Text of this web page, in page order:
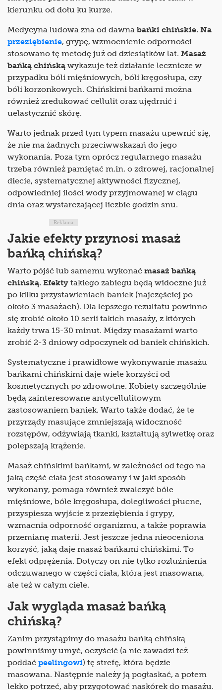
kierunku od dołu ku kurze.
Medycyna ludowa zna od dawna bańki chińskie. Na
przeziębienie, grypę, wzmocnienie odporności
stosowano tę metodę już od dziesiątków lat. Masaż
bańką chińską wykazuje też działanie lecznicze w
przypadku bóli mięśniowych, bóli kręgosłupa, czy
bóli korzonkowych. Chińskimi bańkami można
również zredukować cellulit oraz ujędrnić i
uelastycznić skórę.
Warto jednak przed tym typem masażu upewnić się,
że nie ma żadnych przeciwwskazań do jego
wykonania. Poza tym oprócz regularnego masażu
trzeba również pamiętać m.in. o zdrowej, racjonalnej
diecie, systematycznej aktywności fizycznej,
odpowiedniej ilości wody przyjmowanej w ciągu
dnia oraz wystarczającej liczbie godzin snu.
Reklama
Jakie efekty przynosi masaż
bańką chińską?
Warto pójść lub samemu wykonać masaż bańką
chińską. Efekty takiego zabiegu będą widoczne już
po kilku przystawieniach baniek (najczęściej po
około 3 masażach). Dla lepszego rezultatu powinno
się zrobić około 10 serii takich masaży, z których
każdy trwa 15-30 minut. Między masażami warto
zrobić 2-3 dniowy odpoczynek od baniek chińskich.
Systematyczne i prawidłowe wykonywanie masażu
bańkami chińskimi daje wiele korzyści od
kosmetycznych po zdrowotne. Kobiety szczególnie
będą zainteresowane antycellulitowym
zastosowaniem baniek. Warto także dodać, że te
przyrządy masujące zmniejszają widoczność
rozstępów, odżywiają tkanki, kształtują sylwetkę oraz
polepszają krążenie.
Masaż chińskimi bańkami, w zależności od tego na
jaką część ciała jest stosowany i w jaki sposób
wykonany, pomaga również zwalczyć bóle
mięśniowe, bóle kręgosłupa, dolegliwości płucne,
przyspiesza wyjście z przeziębienia i grypy,
wzmacnia odporność organizmu, a także poprawia
przemianę materii. Jest jeszcze jedna nieoceniona
korzyść, jaką daje masaż bańkami chińskimi. To
efekt odprężenia. Dotyczy on nie tylko rozluźnienia
odczuwanego w części ciała, która jest masowana,
ale też w całym ciele.
Jak wygląda masaż bańką
chińską?
Zanim przystąpimy do masażu bańką chińską
powinniśmy umyć, oczyścić (a nie zawadzi też
poddać peelingowi) tę strefę, która będzie
masowana. Następnie należy ją pogłaskać, a potem
lekko potrzeć, aby przygotować naskórek do masażu.